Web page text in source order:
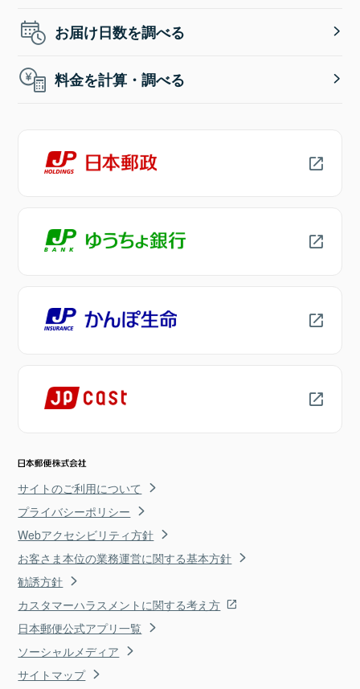
お届け日数を調べる
料金を計算・調べる
サイトのご利用について
プライバシーポリシー
Webアクセシビリティ方針
お客さま本位の業務運営に関する基本方針
勧誘方針
カスタマーハラスメントに関する考え方
日本郵便公式アプリ一覧
ソーシャルメディア
サイトマップ